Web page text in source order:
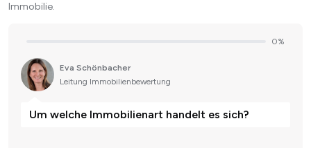
Immobilie.